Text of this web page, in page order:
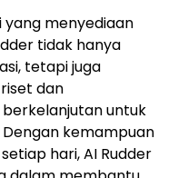
yang menyediaan
tidak hanya
tetapi juga
dan
untuk
kemampuan
hari, AI Rudder